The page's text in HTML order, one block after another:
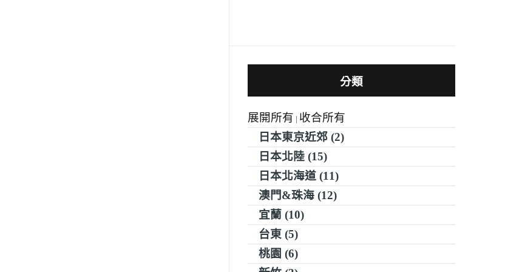
分類
展開所有 | 收合所有
日本東京近郊 (2)
日本北陸 (15)
日本北海道 (11)
澳門&珠海 (12)
宜蘭 (10)
台東 (5)
桃園 (6)